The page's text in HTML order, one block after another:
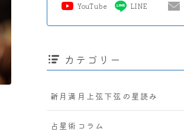
YouTube
LINE
カテゴリー
新月満月上弦下弦の星読み
占星術コラム